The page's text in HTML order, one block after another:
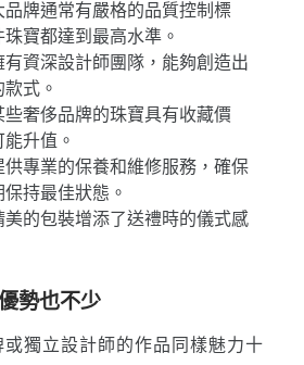
品牌通常有嚴格的品質控制標
寶都達到最高水準。
資深設計師團隊，能夠創造出
式。
奢侈品牌的珠寶具有收藏價
升值。
供專業的保養和維修服務，確保
持最佳狀態。
美的包裝增添了送禮時的儀式感
勢也不少
獨立設計師的作品同樣魅力十